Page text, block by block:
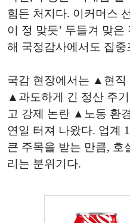
힘든 처지다. 이커머스
이 정 맞듯’ 두들겨 맞
해 국정감사에서도 집
국감 현장에서는 ▲현직
▲과도하게 긴 정산 주
고 강제 논란 ▲노동 환
연일 터져 나왔다. 업계
큰 주목을 받는 만큼, 호
리는 분위기다.